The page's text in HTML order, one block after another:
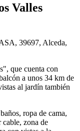
Valles
39697, Alceda,
que cuenta con
a unos 34 km de
al jardín también
ropa de cama,
zona de